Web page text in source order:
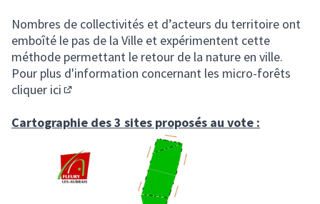
Nombres de collectivités et d’acteurs du territoire ont
emboîté le pas de la Ville et expérimentent cette
méthode permettant le retour de la nature en ville.
Pour plus d'information concernant les micro-forêts
cliquer ici
Cartographie des 3 sites proposés au vote :